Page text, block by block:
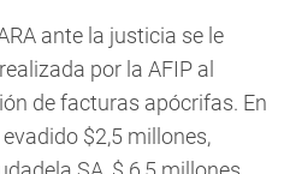
ante la justicia se le
por la AFIP al
de facturas apócrifas. En
$2,5 millones,